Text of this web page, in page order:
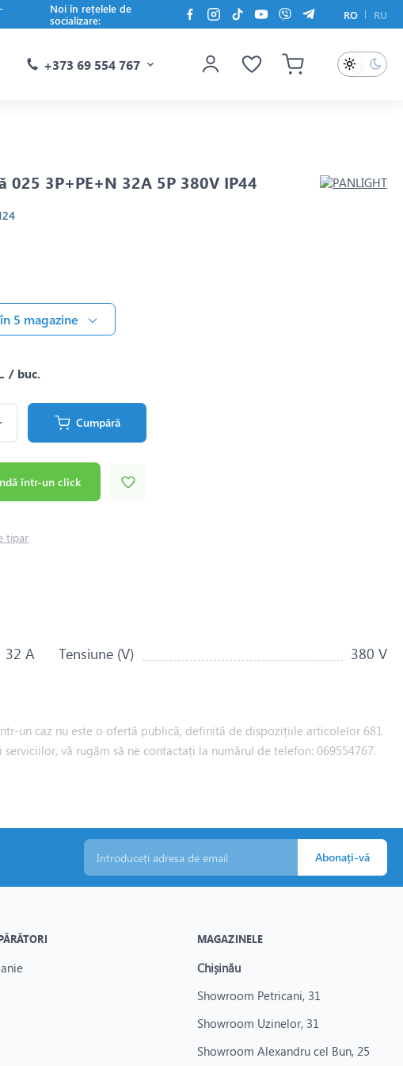
Noi în rețelele de
socializare:
RO RU
+373 69 554 767
025 3Р+РЕ+N 32A 5P 380V IP44
5 magazine
/ buc.
Cumpără
într-un click
tipar
32 A Tensiune (V)
380 V
un caz nu este o ofertă publică, definită de dispozițiile articolelor 681
vă rugăm să ne contactați la numărul de telefon: 069554767.
Abonați-vă
MAGAZINELE
Chișinău
Showroom Petricani, 31
Showroom Uzinelor, 31
Showroom Alexandru cel Bun, 25